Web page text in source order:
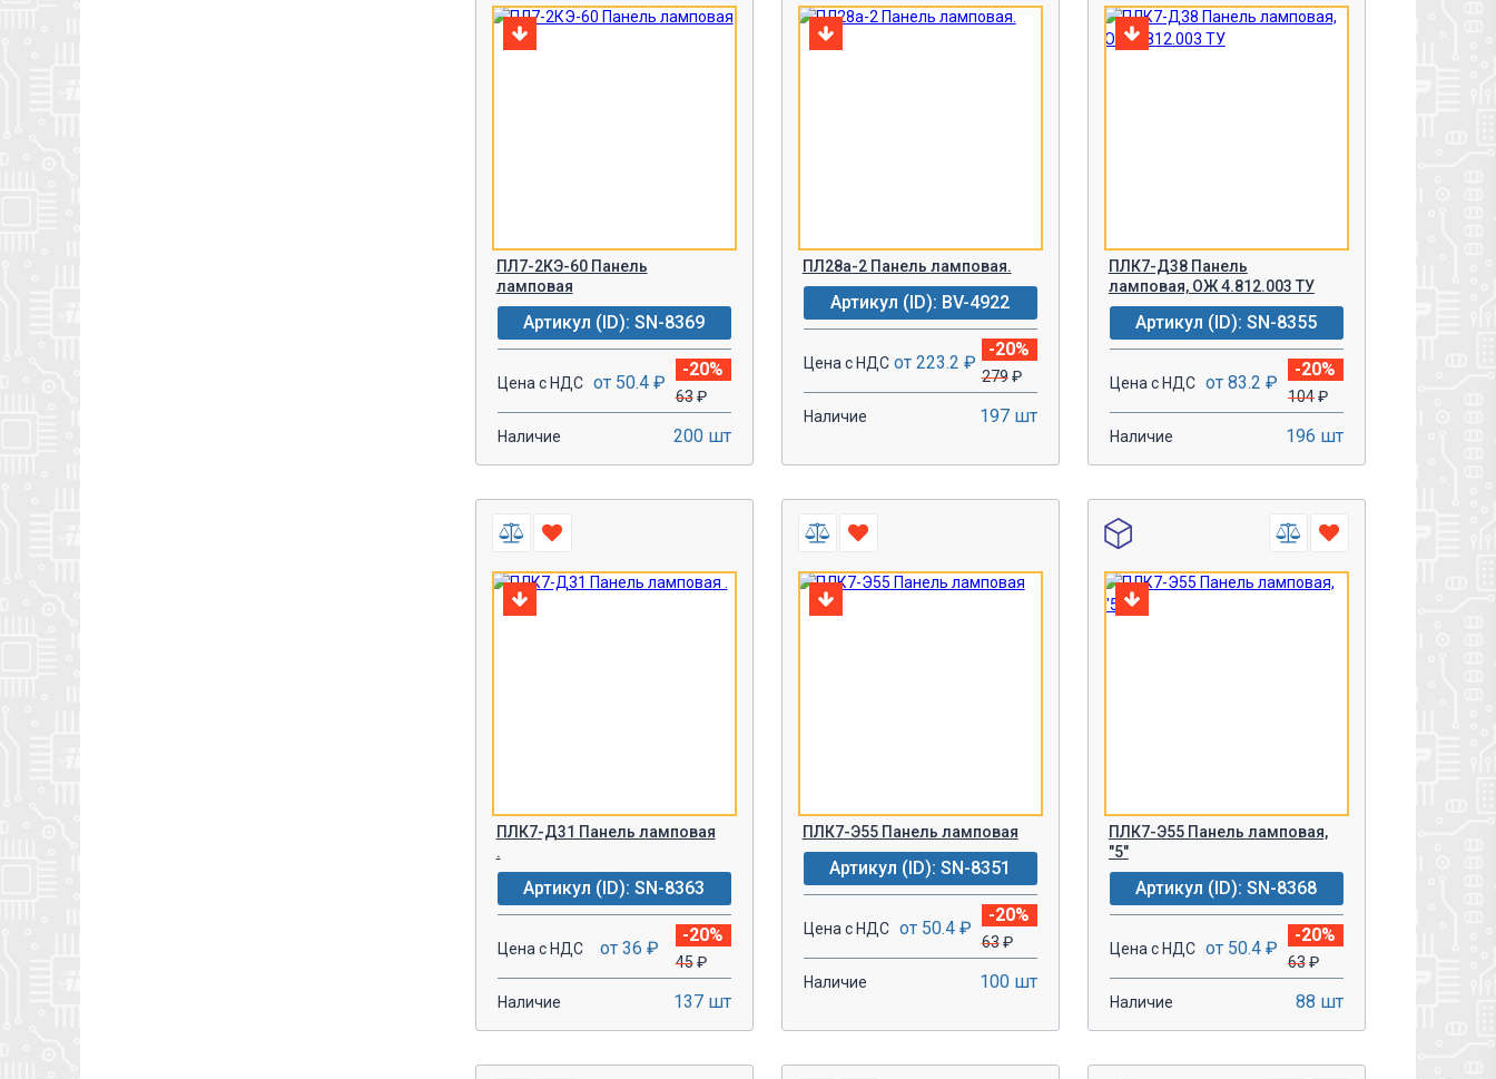
ПЛ7-2КЭ-60 Панель
ламповая
Артикул (ID): SN-8369
Цена с НДС от 50.4 ₽
-20%
63₽
Наличие 200 шт
ПЛ28а-2 Панель ламповая.
Артикул (ID): BV-4922
Цена с НДС от 223.2 ₽
-20%
279₽
Наличие 197 шт
ПЛК7-Д38 Панель
ламповая, ОЖ 4.812.003 ТУ
Артикул (ID): SN-8355
Цена с НДС от 83.2 ₽
-20%
104₽
Наличие 196 шт
ПЛК7-Д31 Панель ламповая
.
Артикул (ID): SN-8363
Цена с НДС от 36 ₽
-20%
45₽
Наличие 137 шт
ПЛК7-Э55 Панель ламповая
Артикул (ID): SN-8351
Цена с НДС от 50.4 ₽
-20%
63₽
Наличие 100 шт
ПЛК7-Э55 Панель ламповая,
"5"
Артикул (ID): SN-8368
Цена с НДС от 50.4 ₽
-20%
63₽
Наличие 88 шт